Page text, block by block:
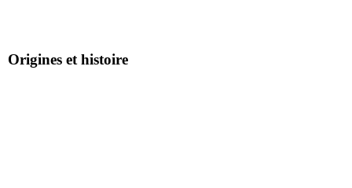
Origines et histoire